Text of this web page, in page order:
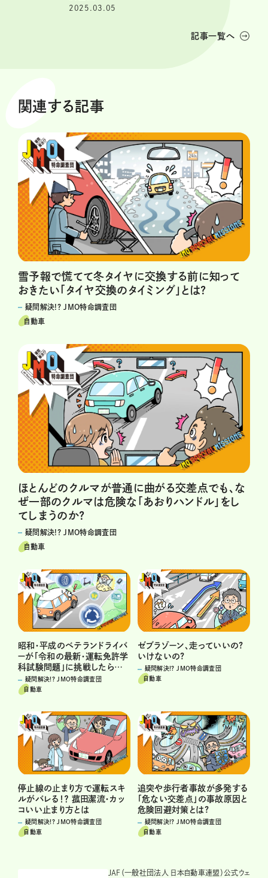
2025.03.05
記事一覧へ
関連する記事
雪予報で慌てて冬タイヤに交換する前に知って
おきたい「タイヤ交換のタイミング」とは?
疑問解決!? JMO特命調査団
自動車
ほとんどのクルマが普通に曲がる交差点でも、な
ぜ一部のクルマは危険な「あおりハンドル」をし
てしまうのか?
疑問解決!? JMO特命調査団
自動車
昭和・平成のベテランドライバ
ーが「令和の最新・運転免許学
科試験問題」に挑戦したら…
疑問解決!? JMO特命調査団
自動車
ゼブラゾーン、走っていいの?
いけないの?
疑問解決!? JMO特命調査団
自動車
停止線の止まり方で運転スキ
ルがバレる！？ 菰田潔流・カッ
コいい止まり方とは
疑問解決!? JMO特命調査団
自動車
追突や歩行者事故が多発する
「危ない交差点」の事故原因と
危険回避対策とは?
疑問解決!? JMO特命調査団
自動車
JAF（一般社団法人 日本自動車連盟）公式ウェ